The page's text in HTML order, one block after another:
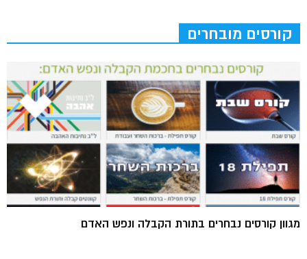
קורסים מובחרים
מגוון קורסים נבחרים בתורת הקבלה ונפש האדם